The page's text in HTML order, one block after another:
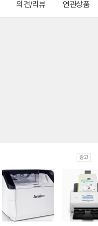
의견/리뷰 연관상품
광고